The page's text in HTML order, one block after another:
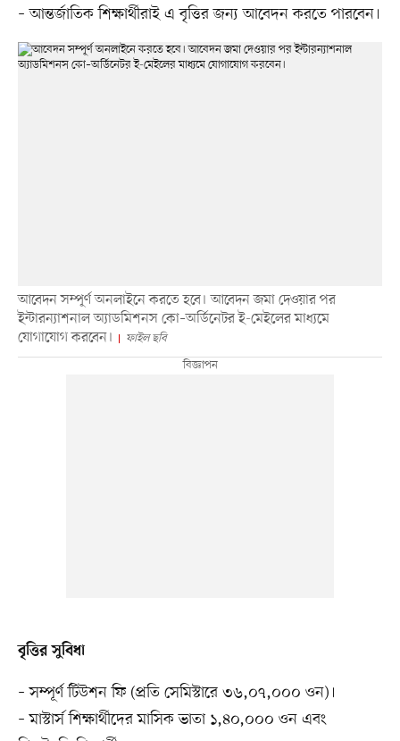
– আন্তর্জাতিক শিক্ষার্থীরাই এ বৃত্তির জন্য আবেদন করতে পারবেন।
আবেদন সম্পূর্ণ অনলাইনে করতে হবে। আবেদন জমা দেওয়ার পর
ইন্টারন্যাশনাল অ্যাডমিশনস কো–অর্ডিনেটর ই-মেইলের মাধ্যমে
যোগাযোগ করবেন।
ফাইল ছবি
বৃত্তির সুবিধা
– সম্পূর্ণ টিউশন ফি (প্রতি সেমিস্টারে ৩৬,০৭,০০০ ওন)।
– মাস্টার্স শিক্ষার্থীদের মাসিক ভাতা ১,৪০,০০০ ওন এবং